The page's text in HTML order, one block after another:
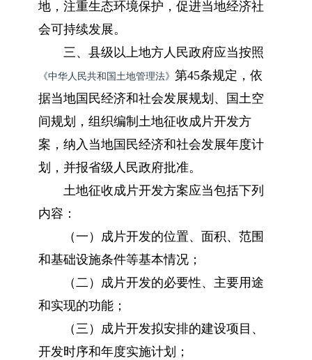
地，注重生态环境保护，促进当地经济社
会可持续发展。
三、县级以上地方人民政府应当按照
《中华人民共和国土地管理法》 第45条规定，依
据当地国民经济和社会发展规划、国土空
间规划，组织编制土地征收成片开发方
案，纳入当地国民经济和社会发展年度计
划，并报省级人民政府批准。
土地征收成片开发方案应当包括下列
内容：
（一）成片开发的位置、面积、范围
和基础设施条件等基本情况；
（二）成片开发的必要性、主要用途
和实现的功能；
（三）成片开发拟安排的建设项目、
开发时序和年度实施计划；